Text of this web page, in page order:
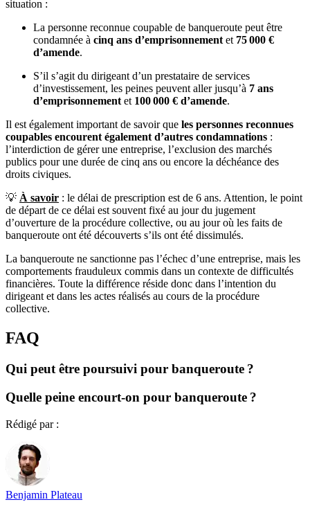
situation :
La personne reconnue coupable de banqueroute peut être
condamnée à cinq ans d’emprisonnement et 75 000 €
d’amende.
S’il s’agit du dirigeant d’un prestataire de services
d’investissement, les peines peuvent aller jusqu’à 7 ans
d’emprisonnement et 100 000 € d’amende.
Il est également important de savoir que les personnes reconnues
coupables encourent également d’autres condamnations :
l’interdiction de gérer une entreprise, l’exclusion des marchés
publics pour une durée de cinq ans ou encore la déchéance des
droits civiques.
💡 À savoir : le délai de prescription est de 6 ans. Attention, le point
de départ de ce délai est souvent fixé au jour du jugement
d’ouverture de la procédure collective, ou au jour où les faits de
banqueroute ont été découverts s’ils ont été dissimulés.
La banqueroute ne sanctionne pas l’échec d’une entreprise, mais les
comportements frauduleux commis dans un contexte de difficultés
financières. Toute la différence réside donc dans l’intention du
dirigeant et dans les actes réalisés au cours de la procédure
collective.
FAQ
Qui peut être poursuivi pour banqueroute ?
Quelle peine encourt-on pour banqueroute ?
Rédigé par :
Benjamin Plateau